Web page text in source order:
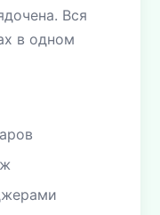
Вся
в одном